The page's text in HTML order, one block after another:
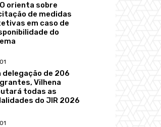
orienta sobre
de medidas
em caso de
do
delegação de 206
Vilhena
todas as
do JIR 2026